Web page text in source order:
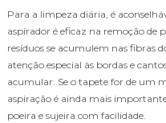
Para a limpeza diária, é
aspirador é eficaz na remoção de
resíduos se acumulem nas fibras
atenção especial às bordas e
acumular. Se o tapete for de um
aspiração é ainda mais
poeira e sujeira com facilidade.